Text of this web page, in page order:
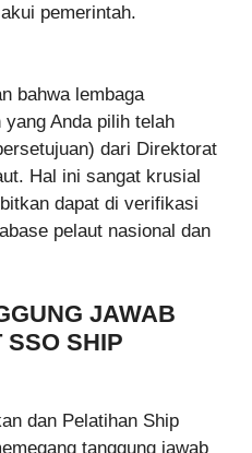
pemerintah.
bahwa lembaga
Anda pilih telah
dari Direktorat
Hal ini sangat krusial
dapat di verifikasi
pelaut nasional dan
JAWAB
SSO SHIP
dan Pelatihan Ship
tanggung jawab